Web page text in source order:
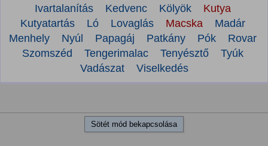
Ivartalanítás
Kedvenc Kölyök
Kutya
Kutyatartás
Ló Lovaglás Macska
Madár
Menhely
Nyúl Papagáj Patkány Pók
Rovar
Szomszéd
Tengerimalac Tenyésztő
Tyúk
Vadászat
Viselkedés
Sötét mód bekapcsolása